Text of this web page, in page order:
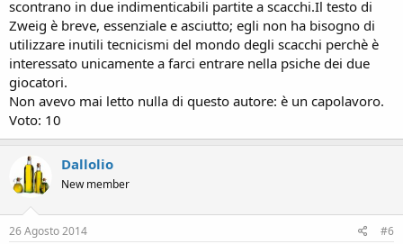
scontrano in due indimenticabili partite a scacchi.Il testo di
Zweig è breve, essenziale e asciutto; egli non ha bisogno di
utilizzare inutili tecnicismi del mondo degli scacchi perchè è
interessato unicamente a farci entrare nella psiche dei due
giocatori.
Non avevo mai letto nulla di questo autore: è un capolavoro.
Voto: 10
Dallolio
New member
26 Agosto 2014 #6